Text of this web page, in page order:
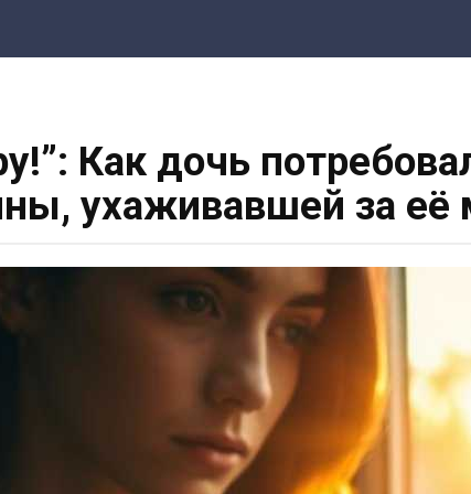
Как дочь
ухаживавшей за её